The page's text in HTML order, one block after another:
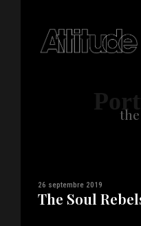
26 septembre 2019
The Soul